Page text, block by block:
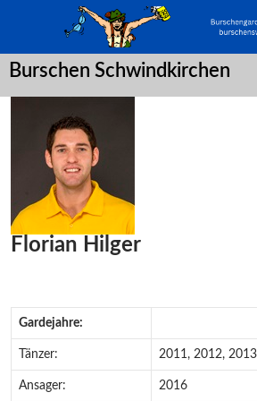
Burschen Schwindkirchen
INHALT
Florian Hilger
Gardejahre:
Tänzer: 2011, 2012,
Ansager: 2016